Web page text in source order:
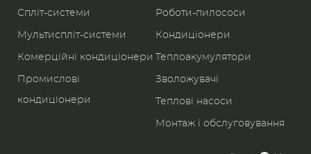
Спліт-системи
Мультиспліт-системи
Комерційні кондиціонери
Промислові
кондиціонери
Роботи-пилоcоси
Кондиціонери
Теплоакумулятори
Зволожувачі
Теплові насоси
Монтаж і обслуговування